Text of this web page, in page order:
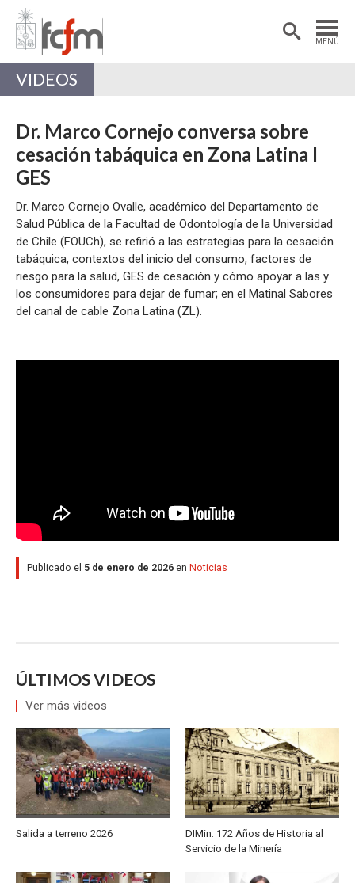
MENÚ
Estudiantes
Académicas/os
VIDEOS
Dr. Marco Cornejo conversa sobre
cesación tabáquica en Zona Latina l
GES
Dr. Marco Cornejo Ovalle, académico del Departamento de
Salud Pública de la Facultad de Odontología de la Universidad
de Chile (FOUCh), se refirió a las estrategias para la cesación
tabáquica, contextos del inicio del consumo, factores de
riesgo para la salud, GES de cesación y cómo apoyar a las y
los consumidores para dejar de fumar; en el Matinal Sabores
del canal de cable Zona Latina (ZL).
Publicado el 5 de enero de 2026 en Noticias
ÚLTIMOS VIDEOS
Ver más videos
Salida a terreno 2026
DIMin: 172 Años de Historia al
Servicio de la Minería